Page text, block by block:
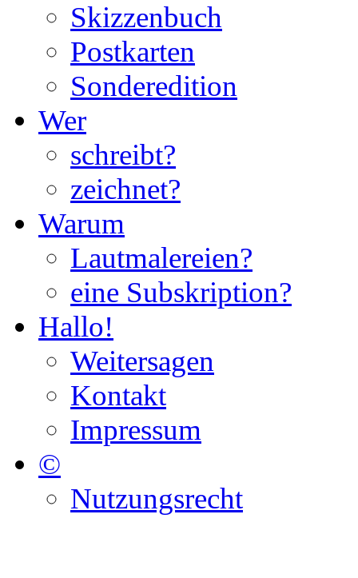
Skizzenbuch
Postkarten
Sonderedition
Wer
schreibt?
zeichnet?
Warum
Lautmalereien?
eine Subskription?
Hallo!
Weitersagen
Kontakt
Impressum
©
Nutzungsrecht